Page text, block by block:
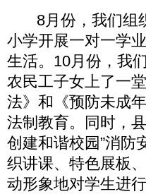
8月份，我们组织
小学开展一对一学
生活。10月份，我
农民工子女上了一
法》和《预防未成
法制教育。同时，
创建和谐校园”消防
织讲课、特色展板
动形象地对学生进